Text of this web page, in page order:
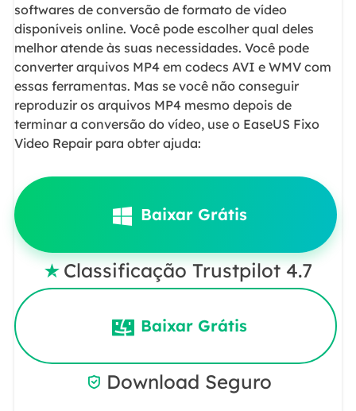
softwares de conversão de formato de vídeo
disponíveis online. Você pode escolher qual deles
melhor atende às suas necessidades. Você pode
converter arquivos MP4 em codecs AVI e WMV com
essas ferramentas. Mas se você não conseguir
reproduzir os arquivos MP4 mesmo depois de
terminar a conversão do vídeo, use o EaseUS Fixo
Video Repair para obter ajuda:
Baixar Grátis
 Classificação Trustpilot 4.7
Baixar Grátis
 Download Seguro